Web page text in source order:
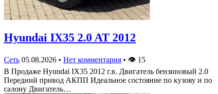
Hyundai IX35 2.0 AT 2012
Сеть 05.08.2026 • Нет комментария • 👁 15
В Продаже Hyundai IX35 2012 г.в. Двигатель бензиновый 2.0
Передний привод АКПП Идеальное состояние по кузову и по
салону Двигатель…